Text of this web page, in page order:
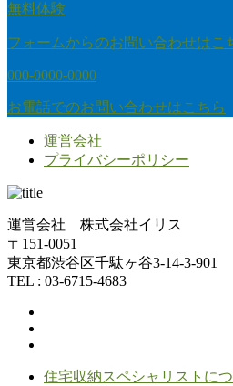
無料体験
フォームからのお問い合わせはこ
000-0000-0000
お電話でのお問い合わせはこちら
運営会社
プライバシーポリシー
運営会社 株式会社イリス
〒151-0051
東京都渋谷区千駄ヶ谷3-14-3-901
TEL : 03-6715-4683
住宅収納スペシャリストに